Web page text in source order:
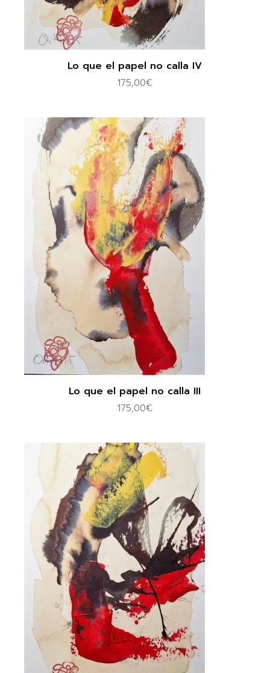
Lo que el papel no calla IV
175,00€
Lo que el papel no calla III
175,00€